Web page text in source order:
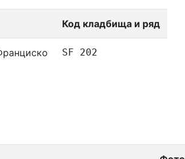
Код кладбища и ряд
SF 202